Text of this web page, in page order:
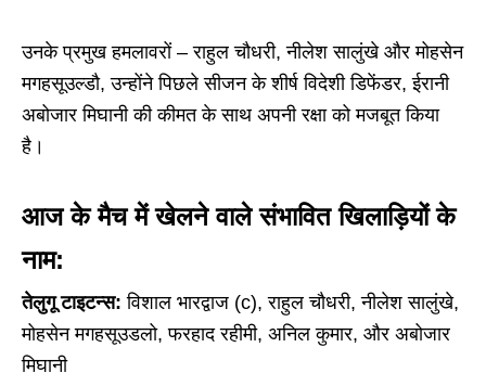
उनके प्रमुख हमलावरों – राहुल चौधरी, नीलेश सालुंखे और मोहसेन
मगहसूउल्डौ, उन्होंने पिछले सीजन के शीर्ष विदेशी डिफेंडर, ईरानी
अबोजार मिघानी की कीमत के साथ अपनी रक्षा को मजबूत किया
है।
आज के मैच में खेलने वाले संभावित खिलाड़ियों के
नाम:
तेलुगू टाइटन्स: विशाल भारद्वाज (c), राहुल चौधरी, नीलेश सालुंखे,
मोहसेन मगहसूउडलो, फरहाद रहीमी, अनिल कुमार, और अबोजार
मिघानी